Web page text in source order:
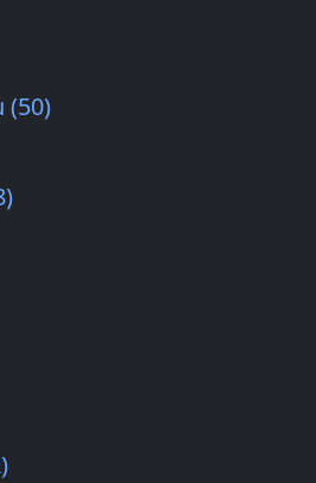
(50)